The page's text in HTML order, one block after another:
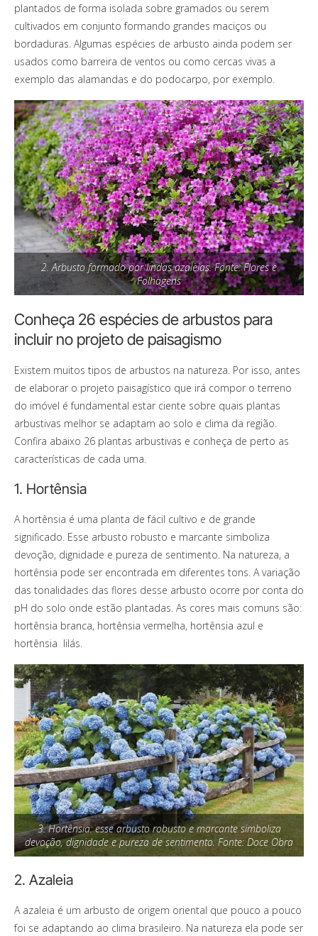
plantados de forma isolada sobre gramados ou serem
cultivados em conjunto formando grandes maciços ou
bordaduras. Algumas espécies de arbusto ainda podem ser
usados como barreira de ventos ou como cercas vivas a
exemplo das alamandas e do podocarpo, por exemplo.
2. Arbusto formado por lindas azaleias. Fonte: Flores e
Folhagens
Conheça 26 espécies de arbustos para
incluir no projeto de paisagismo
Existem muitos tipos de arbustos na natureza. Por isso, antes
de elaborar o projeto paisagístico que irá compor o terreno
do imóvel é fundamental estar ciente sobre quais plantas
arbustivas melhor se adaptam ao solo e clima da região.
Confira abaixo 26 plantas arbustivas e conheça de perto as
características de cada uma.
1. Hortênsia
A hortênsia é uma planta de fácil cultivo e de grande
significado. Esse arbusto robusto e marcante simboliza
devoção, dignidade e pureza de sentimento. Na natureza, a
hortênsia pode ser encontrada em diferentes tons. A variação
das tonalidades das flores desse arbusto ocorre por conta do
pH do solo onde estão plantadas. As cores mais comuns são:
hortênsia branca, hortênsia vermelha, hortênsia azul e
hortênsia lilás.
3. Hortênsia: esse arbusto robusto e marcante simboliza
devoção, dignidade e pureza de sentimento. Fonte: Doce Obra
2. Azaleia
A azaleia é um arbusto de origem oriental que pouco a pouco
foi se adaptando ao clima brasileiro. Na natureza ela pode ser